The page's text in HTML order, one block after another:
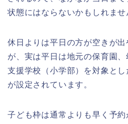
状態にはならないかもしれま
休日よりは平日の方が空きが
が、実は平日は地元の保育園
支援学校（小学部）を対象とし
が設定されています。
子ども枠は通常よりも早く予